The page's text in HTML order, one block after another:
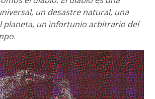
un desastre natural, una
planeta, un infortunio arbitrario del